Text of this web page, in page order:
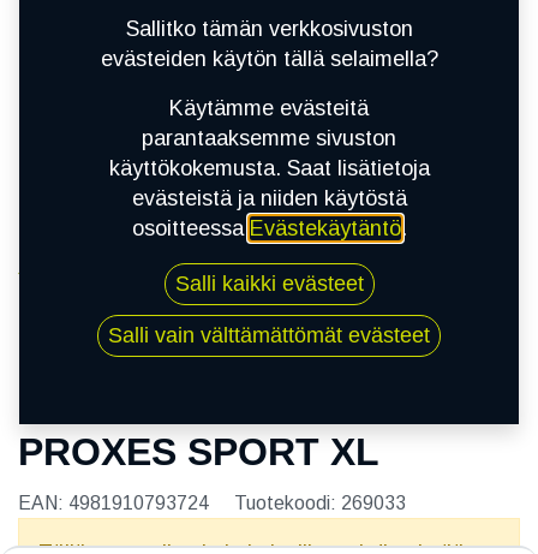
215/45R18 93Y TOYO PROXES SPORT XL
PROXES SPORT XL
EAN: 4981910793724 Tuotekoodi: 269033
Sallitko tämän verkkosivuston
evästeiden käytön tällä selaimella?
Käytämme evästeitä
parantaaksemme sivuston
käyttökokemusta. Saat lisätietoja
evästeistä ja niiden käytöstä
osoitteessa Evästekäytäntö.
Salli kaikki evästeet
Salli vain välttämättömät evästeet